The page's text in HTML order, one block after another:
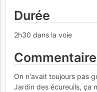
Durée
2h30 dans la voie
On n'avait toujours pas
Jardin des écureuils, ça